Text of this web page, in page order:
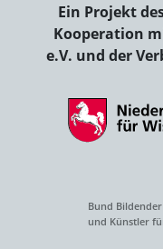
Ein Projekt
Kooperation
e.V. und der
Bund
und Künstler